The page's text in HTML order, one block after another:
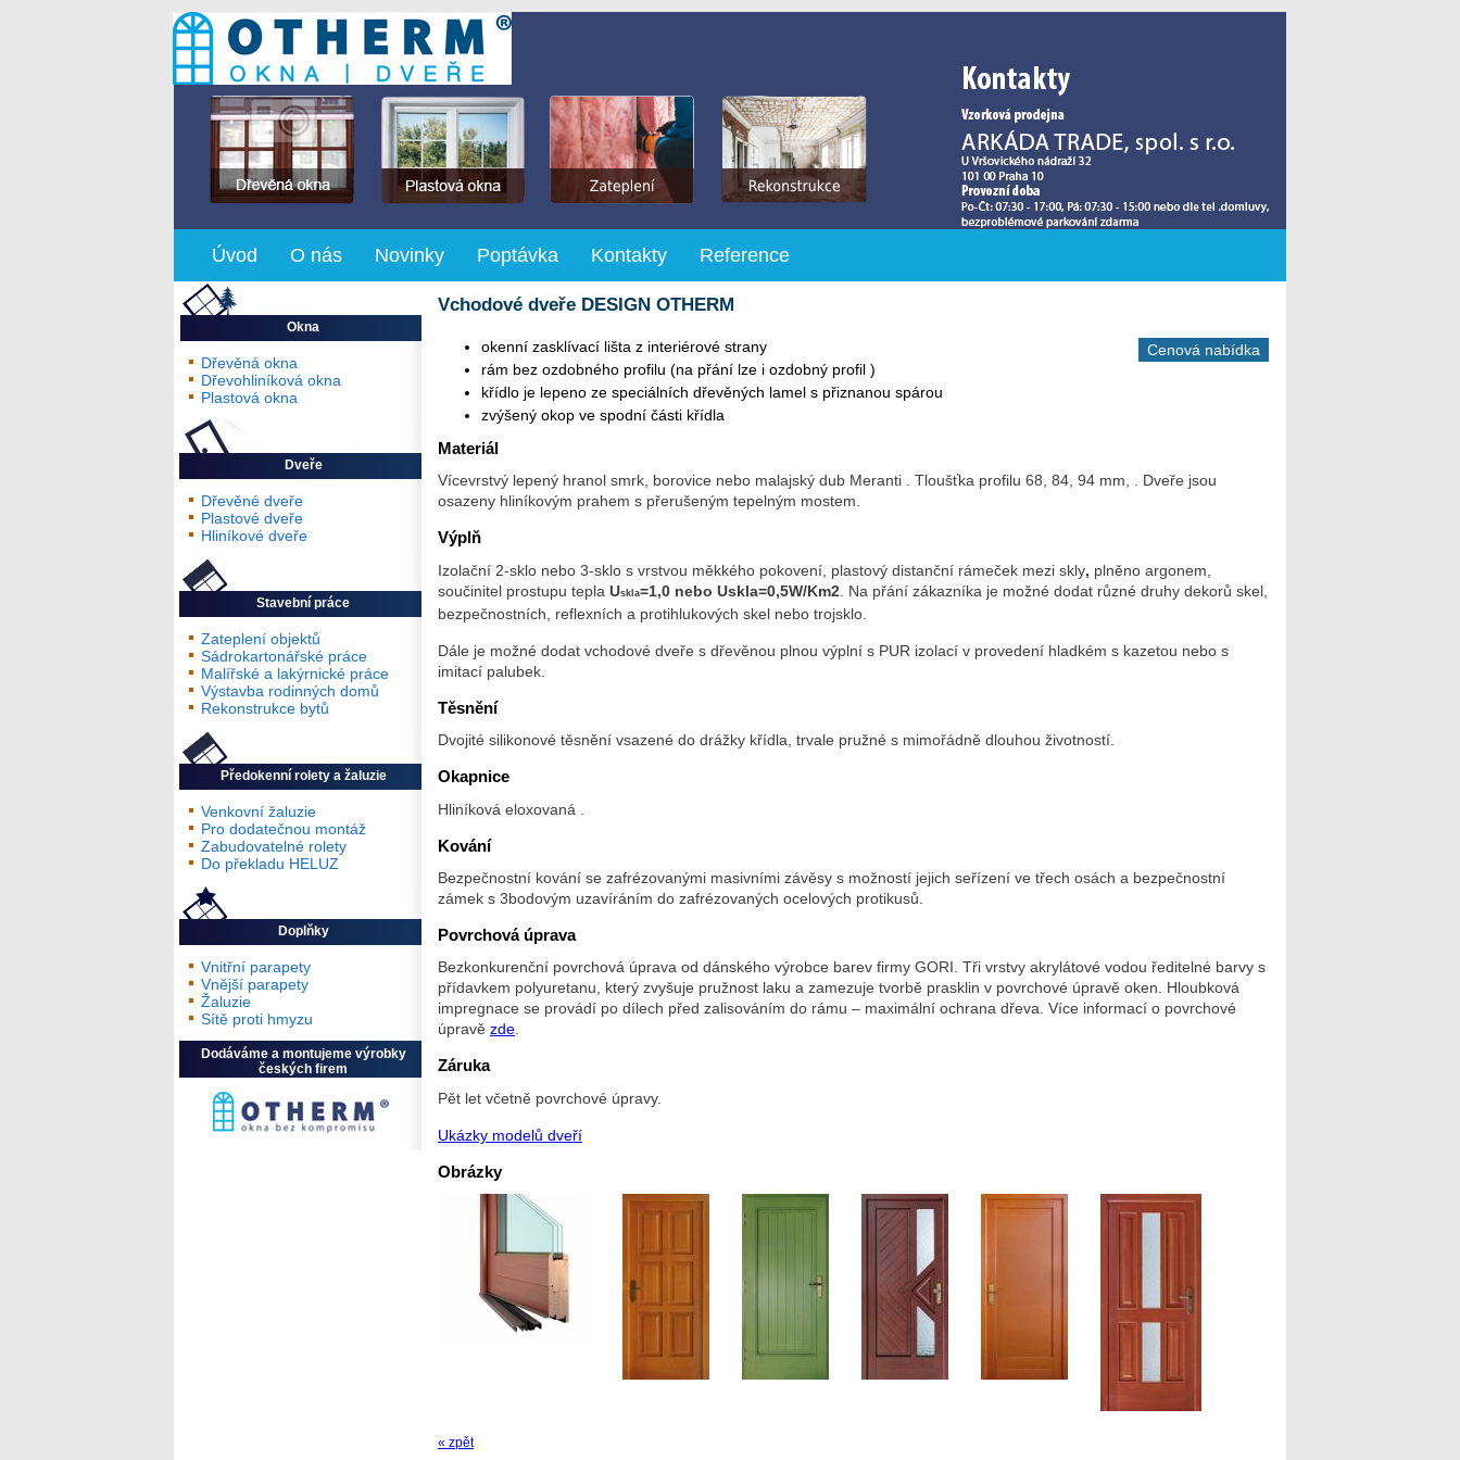
Úvod O nás Novinky Poptávka Kontakty Reference
Okna
Dřevěná okna
Dřevohliníková okna
Plastová okna
Dveře
Dřevěné dveře
Plastové dveře
Hliníkové dveře
Stavební práce
Zateplení objektů
Sádrokartonářské práce
Malířské a lakýrnické práce
Výstavba rodinných domů
Rekonstrukce bytů
Předokenní rolety a žaluzie
Venkovní žaluzie
Pro dodatečnou montáž
Zabudovatelné rolety
Do překladu HELUZ
Doplňky
Vnitřní parapety
Vnější parapety
Žaluzie
Sítě proti hmyzu
Dodáváme a montujeme výrobky
českých firem
Vchodové dveře DESIGN OTHERM
Cenová nabídka
okenní zasklívací lišta z interiérové strany
rám bez ozdobného profilu (na přání lze i ozdobný profil )
křídlo je lepeno ze speciálních dřevěných lamel s přiznanou spárou
zvýšený okop ve spodní části křídla
Materiál
Vícevrstvý lepený hranol smrk, borovice nebo malajský dub Meranti . Tloušťka profilu 68, 84, 94 mm, . Dveře jsou
osazeny hliníkovým prahem s přerušeným tepelným mostem.
Výplň
Izolační 2-sklo nebo 3-sklo s vrstvou měkkého pokovení, plastový distanční rámeček mezi skly, plněno argonem,
součinitel prostupu tepla Uskla=1,0 nebo Uskla=0,5W/Km2 . Na přání zákazníka je možné dodat různé druhy dekorů skel,
bezpečnostních, reflexních a protihlukových skel nebo trojsklo.
Dále je možné dodat vchodové dveře s dřevěnou plnou výplní s PUR izolací v provedení hladkém s kazetou nebo s
imitací palubek.
Těsnění
Dvojité silikonové těsnění vsazené do drážky křídla, trvale pružné s mimořádně dlouhou životností.
Okapnice
Hliníková eloxovaná .
Kování
Bezpečnostní kování se zafrézovanými masivními závěsy s možností jejich seřízení ve třech osách a bezpečnostní
zámek s 3bodovým uzavíráním do zafrézovaných ocelových protikusů.
Povrchová úprava
Bezkonkurenční povrchová úprava od dánského výrobce barev firmy GORI. Tři vrstvy akrylátové vodou ředitelné barvy s
přídavkem polyuretanu, který zvyšuje pružnost laku a zamezuje tvorbě prasklin v povrchové úpravě oken. Hloubková
impregnace se provádí po dílech před zalisováním do rámu – maximální ochrana dřeva. Více informací o povrchové
úpravě zde.
Záruka
Pět let včetně povrchové úpravy.
Ukázky modelů dveří
Obrázky
« zpět